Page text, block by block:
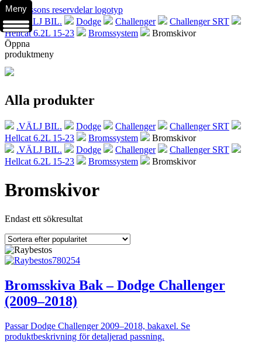
.VÄLJ BIL. Dodge Challenger
Challenger SRT
Hellcat 6.2L 15-23
Bromssystem
Bromskivor
Öppna
produktmeny
Alla produkter
.VÄLJ BIL. Dodge Challenger
Challenger SRT
Hellcat 6.2L 15-23
Bromssystem
Bromskivor
.VÄLJ BIL.
Dodge Challenger
Challenger SRT
Hellcat 6.2L 15-23
Bromssystem Bromskivor
Bromskivor
Endast ett sökresultat
Bromsskiva Bak – Dodge Challenger
(2009–2018)
Passar Dodge Challenger 2009–2018, bakaxel. Se
produktbeskrivning för detaljerad passning.
Meny